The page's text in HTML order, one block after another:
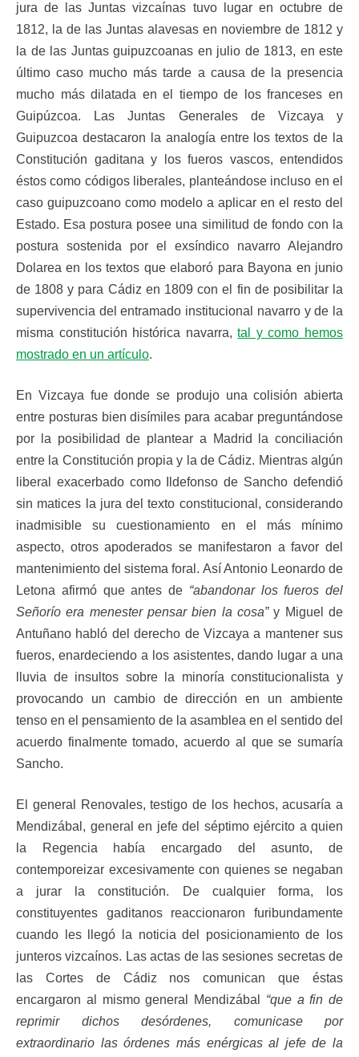
jura de las Juntas vizcaínas tuvo lugar en octubre de
1812, la de las Juntas alavesas en noviembre de 1812 y
la de las Juntas guipuzcoanas en julio de 1813, en este
último caso mucho más tarde a causa de la presencia
mucho más dilatada en el tiempo de los franceses en
Guipúzcoa. Las Juntas Generales de Vizcaya y
Guipuzcoa destacaron la analogía entre los textos de la
Constitución gaditana y los fueros vascos, entendidos
éstos como códigos liberales, planteándose incluso en el
caso guipuzcoano como modelo a aplicar en el resto del
Estado. Esa postura posee una similitud de fondo con la
postura sostenida por el exsíndico navarro Alejandro
Dolarea en los textos que elaboró para Bayona en junio
de 1808 y para Cádiz en 1809 con el fin de posibilitar la
supervivencia del entramado institucional navarro y de la
misma constitución histórica navarra,tal y como hemos
mostrado en un artículo.
En Vizcaya fue donde se produjo una colisión abierta
entre posturas bien disímiles para acabar preguntándose
por la posibilidad de plantear a Madrid la conciliación
entre la Constitución propia y la de Cádiz. Mientras algún
liberal exacerbado como Ildefonso de Sancho defendió
sin matices la jura del texto constitucional, considerando
inadmisible su cuestionamiento en el más mínimo
aspecto, otros apoderados se manifestaron a favor del
mantenimiento del sistema foral. Así Antonio Leonardo de
Letona afirmó que antes de “abandonar los fueros del
Señorío era menester pensar bien la cosa”y Miguel de
Antuñano habló del derecho de Vizcaya a mantener sus
fueros, enardeciendo a los asistentes, dando lugar a una
lluvia de insultos sobre la minoría constitucionalista y
provocando un cambio de dirección en un ambiente
tenso en el pensamiento de la asamblea en el sentido del
acuerdo finalmente tomado, acuerdo al que se sumaría
Sancho.
El general Renovales, testigo de los hechos, acusaría a
Mendizábal, general en jefe del séptimo ejército a quien
la Regencia había encargado del asunto, de
contemporeizar excesivamente con quienes se negaban
a jurar la constitución. De cualquier forma, los
constituyentes gaditanos reaccionaron furibundamente
cuando les llegó la noticia del posicionamiento de los
junteros vizcaínos. Las actas de las sesiones secretas de
las Cortes de Cádiz nos comunican que éstas
encargaron al mismo general Mendizábal “que a fin de
reprimir dichos desórdenes, comunicase por
extraordinario las órdenes más enérgicas al jefe de la